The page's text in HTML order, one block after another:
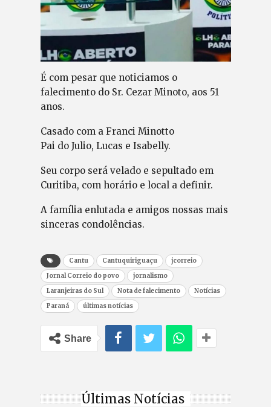
É com pesar que noticiamos o
falecimento do Sr. Cezar Minoto, aos 51
anos.
Casado com a Franci Minotto
Pai do Julio, Lucas e Isabelly.
Seu corpo será velado e sepultado em
Curitiba, com horário e local a definir.
A família enlutada e amigos nossas mais
sinceras condolências.
Cantu Cantuquiriguaçu
jcorreio
Jornal Correio do povo
jornalismo
Laranjeiras do Sul
Nota de falecimento
Notícias
Paraná
últimas notícias
Share
Últimas Notícias